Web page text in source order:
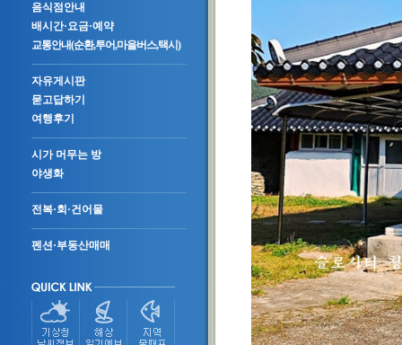
음식점안내
배시간·요금·예약
교통안내(순환,투어,마을버스,택시)
자유게시판
묻고답하기
여행후기
시가 머무는 방
야생화
전복·회·건어물
펜션·부동산매매